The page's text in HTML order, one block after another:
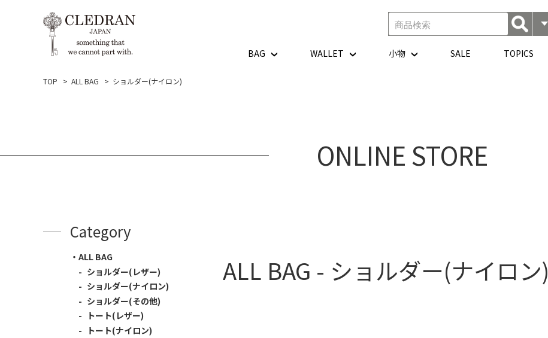
BAG WALLET 小物 SALE TOPICS
TOP ALL BAG ショルダー(ナイロン)
ONLINE STORE
ALL BAG - ショルダー(ナイロン)
Category
ALL BAG
ショルダー(レザー)
ショルダー(ナイロン)
ショルダー(その他)
トート(レザー)
トート(ナイロン)